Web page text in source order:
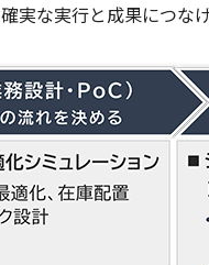
実な実行と成果につな